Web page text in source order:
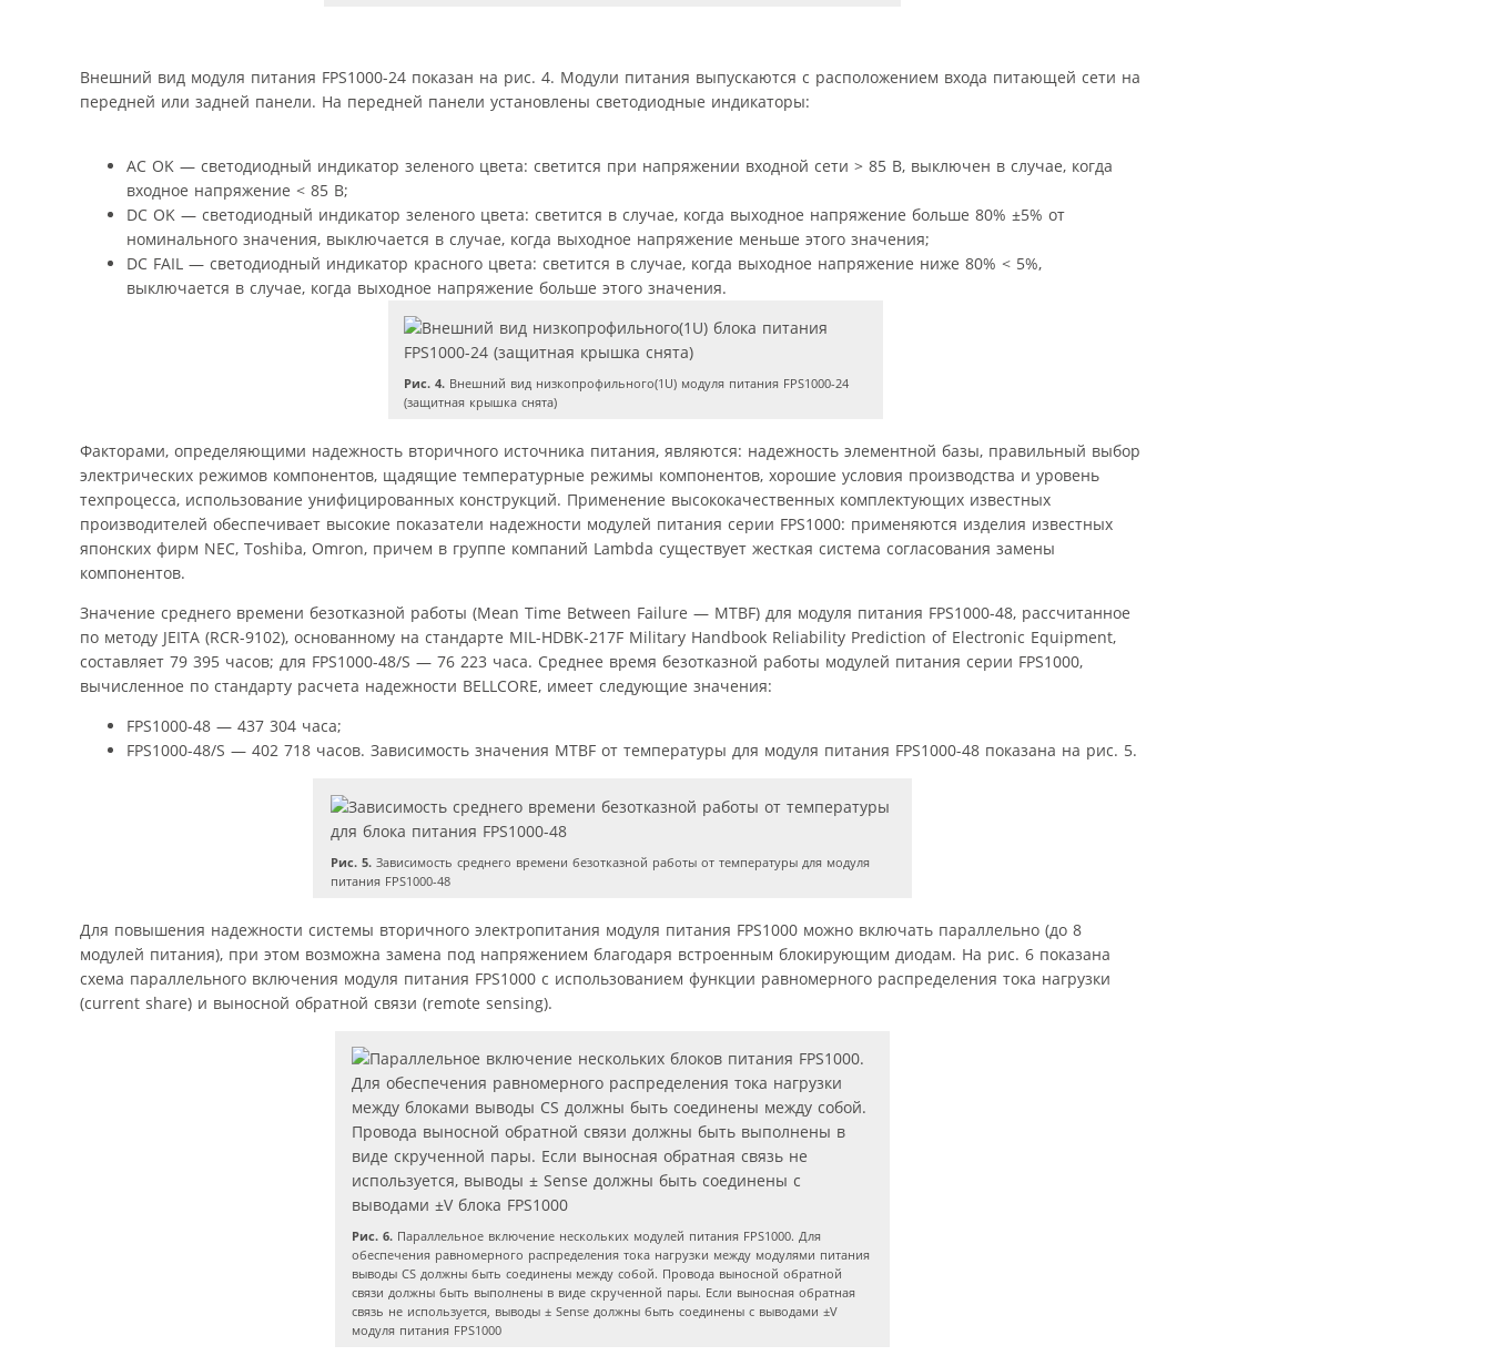
Внешний вид модуля питания FPS1000-24 показан на рис. 4. Модули питания выпускаются с расположением входа питающей сети на
передней или задней панели. На передней панели установлены светодиодные индикаторы:
AC OK — светодиодный индикатор зеленого цвета: светится при напряжении входной сети > 85 В, выключен в случае, когда
входное напряжение < 85 В;
DC OK — светодиодный индикатор зеленого цвета: светится в случае, когда выходное напряжение больше 80% ±5% от
номинального значения, выключается в случае, когда выходное напряжение меньше этого значения;
DC FAIL — светодиодный индикатор красного цвета: светится в случае, когда выходное напряжение ниже 80% < 5%,
выключается в случае, когда выходное напряжение больше этого значения.
Рис. 4.Внешний вид низкопрофильного(1U) модуля питания FPS1000-24
(защитная крышка снята)
Факторами, определяющими надежность вторичного источника питания, являются: надежность элементной базы, правильный выбор
электрических режимов компонентов, щадящие температурные режимы компонентов, хорошие условия производства и уровень
техпроцесса, использование унифицированных конструкций. Применение высококачественных комплектующих известных
производителей обеспечивает высокие показатели надежности модулей питания серии FPS1000: применяются изделия известных
японских фирм NEC, Toshiba, Omron, причем в группе компаний Lambda существует жесткая система согласования замены
компонентов.
Значение среднего времени безотказной работы (Mean Time Between Failure — MTBF) для модуля питания FPS1000-48, рассчитанное
по методу JEITA (RCR-9102), основанному на стандарте MIL-HDBK-217F Military Handbook Reliability Prediction of Electronic Equipment,
составляет 79 395 часов; для FPS1000-48/S — 76 223 часа. Среднее время безотказной работы модулей питания серии FPS1000,
вычисленное по стандарту расчета надежности BELLCORE, имеет следующие значения:
FPS1000-48 — 437 304 часа;
FPS1000-48/S — 402 718 часов. Зависимость значения MTBF от температуры для модуля питания FPS1000-48 показана на рис. 5.
Рис. 5.Зависимость среднего времени безотказной работы от температуры для модуля
питания FPS1000-48
Для повышения надежности системы вторичного электропитания модуля питания FPS1000 можно включать параллельно (до 8
модулей питания), при этом возможна замена под напряжением благодаря встроенным блокирующим диодам. На рис. 6 показана
схема параллельного включения модуля питания FPS1000 с использованием функции равномерного распределения тока нагрузки
(сurrent share) и выносной обратной связи (remote sensing).
Рис. 6.Параллельное включение нескольких модулей питания FPS1000. Для
обеспечения равномерного распределения тока нагрузки между модулями питания
выводы CS должны быть соединены между собой. Провода выносной обратной
связи должны быть выполнены в виде скрученной пары. Если выносная обратная
связь не используется, выводы ± Sense должны быть соединены с выводами ±V
модуля питания FPS1000